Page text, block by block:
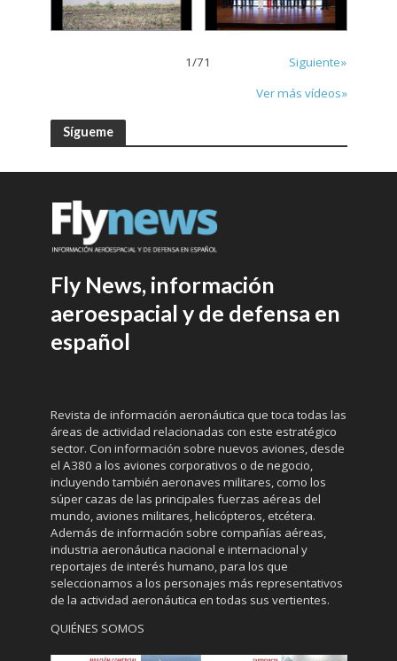
1/71
Siguiente»
Ver más vídeos»
Sígueme
Fly News, información
aeroespacial y de defensa en
español
Revista de información aeronáutica que toca todas las
áreas de actividad relacionadas con este estratégico
sector. Con información sobre nuevos aviones, desde
el A380 a los aviones corporativos o de negocio,
incluyendo también aeronaves militares, como los
súper cazas de las principales fuerzas aéreas del
mundo, aviones militares, helicópteros, etcétera.
Además de información sobre compañías aéreas,
industria aeronáutica nacional e internacional y
reportajes de interés humano, para los que
seleccionamos a los personajes más representativos
de la actividad aeronáutica en todas sus vertientes.
QUIÉNES SOMOS